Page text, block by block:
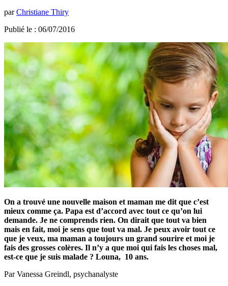
par Christiane Thiry
Publié le : 06/07/2016
On a trouvé une nouvelle maison et maman me dit que c’est
mieux comme ça. Papa est d’accord avec tout ce qu’on lui
demande. Je ne comprends rien. On dirait que tout va bien
mais en fait, moi je sens que tout va mal. Je peux avoir tout ce
que je veux, ma maman a toujours un grand sourire et moi je
fais des grosses colères. Il n’y a que moi qui fais les choses mal,
est-ce que je suis malade ? Louna, 10 ans.
Par Vanessa Greindl, psychanalyste